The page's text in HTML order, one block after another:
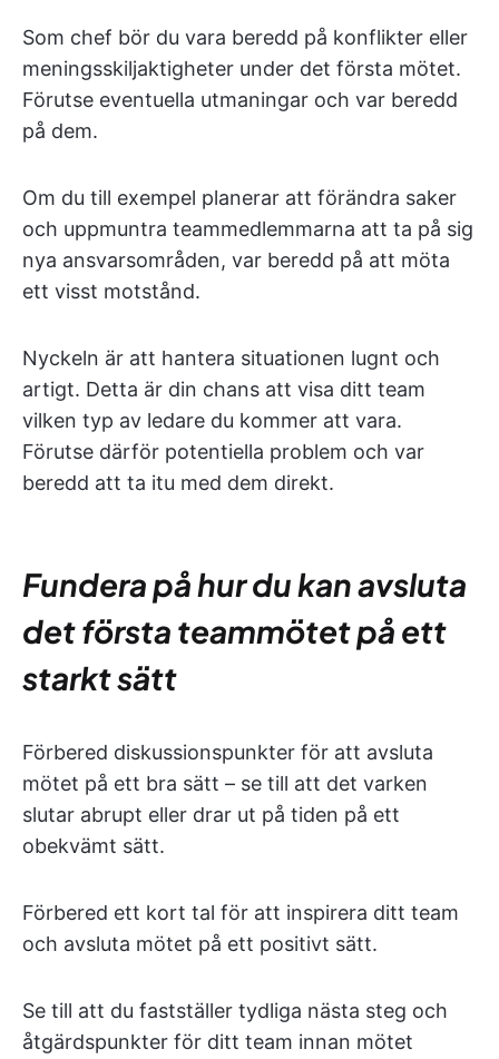
Som chef bör du vara beredd på konflikter eller
meningsskiljaktigheter under det första mötet.
Förutse eventuella utmaningar och var beredd
på dem.
Om du till exempel planerar att förändra saker
och uppmuntra teammedlemmarna att ta på sig
nya ansvarsområden, var beredd på att möta
ett visst motstånd.
Nyckeln är att hantera situationen lugnt och
artigt. Detta är din chans att visa ditt team
vilken typ av ledare du kommer att vara.
Förutse därför potentiella problem och var
beredd att ta itu med dem direkt.
Fundera på hur du kan avsluta
det första teammötet på ett
starkt sätt
Förbered diskussionspunkter för att avsluta
mötet på ett bra sätt – se till att det varken
slutar abrupt eller drar ut på tiden på ett
obekvämt sätt.
Förbered ett kort tal för att inspirera ditt team
och avsluta mötet på ett positivt sätt.
Se till att du fastställer tydliga nästa steg och
åtgärdspunkter för ditt team innan mötet